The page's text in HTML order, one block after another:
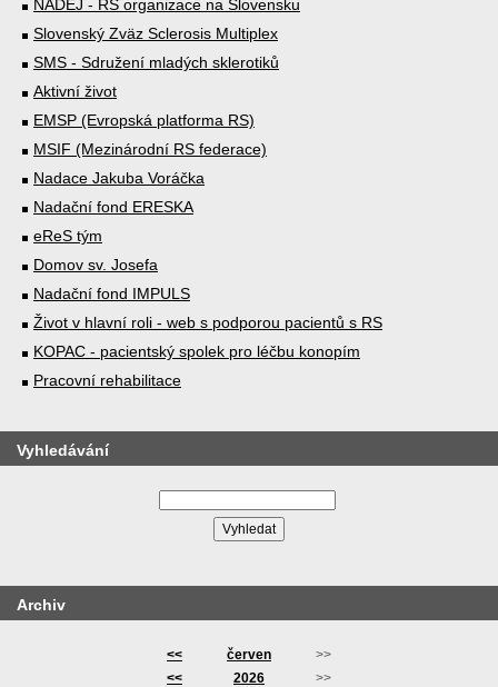
NÁDEJ - RS organizace na Slovensku
Slovenský Zväz Sclerosis Multiplex
SMS - Sdružení mladých sklerotiků
Aktivní život
EMSP (Evropská platforma RS)
MSIF (Mezinárodní RS federace)
Nadace Jakuba Voráčka
Nadační fond ERESKA
eReS tým
Domov sv. Josefa
Nadační fond IMPULS
Život v hlavní roli - web s podporou pacientů s RS
KOPAC - pacientský spolek pro léčbu konopím
Pracovní rehabilitace
Vyhledávání
Archiv
<< červen
>>
<<
2026 >>